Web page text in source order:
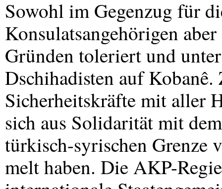
Sowohl im Gegenzug für
Konsulatsangehörigen
Gründen toleriert und
Dschihadisten auf
Sicherheitskräfte mit aller
sich aus Solidarität mit
türkisch-syrischen Grenze
melt haben. DieAKP-